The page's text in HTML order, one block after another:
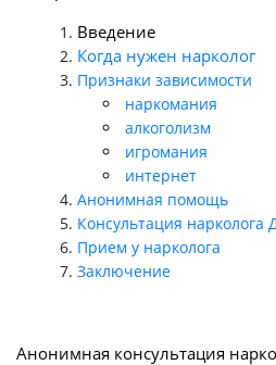
Введение
Когда нужен нарколог
Признаки зависимости
наркомания
алкоголизм
игромания
интернет
Анонимная помощь
Консультация нарколога
Прием у нарколога
Заключение
Анонимная консультация